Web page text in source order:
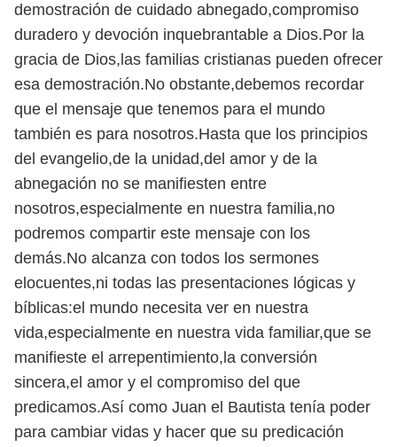
demostración de cuidado abnegado,compromiso
duradero y devoción inquebrantable a Dios.Por la
gracia de Dios,las familias cristianas pueden ofrecer
esa demostración.No obstante,debemos recordar
que el mensaje que tenemos para el mundo
también es para nosotros.Hasta que los principios
del evangelio,de la unidad,del amor y de la
abnegación no se manifiesten entre
nosotros,especialmente en nuestra familia,no
podremos compartir este mensaje con los
demás.No alcanza con todos los sermones
elocuentes,ni todas las presentaciones lógicas y
bíblicas:el mundo necesita ver en nuestra
vida,especialmente en nuestra vida familiar,que se
manifieste el arrepentimiento,la conversión
sincera,el amor y el compromiso del que
predicamos.Así como Juan el Bautista tenía poder
para cambiar vidas y hacer que su predicación